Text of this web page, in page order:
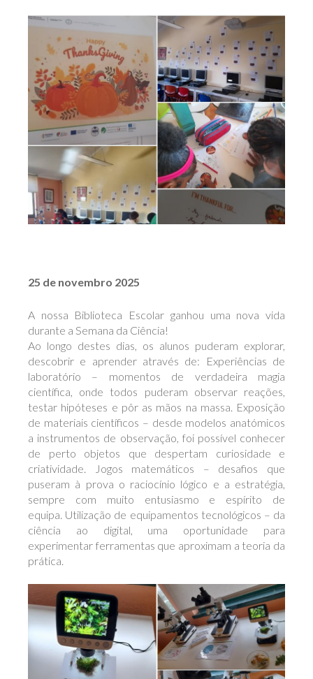
25 de novembro 2025
A nossa Biblioteca Escolar ganhou uma nova vida
durante a Semana da Ciência!
Ao longo destes dias, os alunos puderam explorar,
descobrir e aprender através de: Experiências de
laboratório – momentos de verdadeira magia
científica, onde todos puderam observar reações,
testar hipóteses e pôr as mãos na massa. Exposição
de materiais científicos – desde modelos anatómicos
a instrumentos de observação, foi possível conhecer
de perto objetos que despertam curiosidade e
criatividade. Jogos matemáticos – desafios que
puseram à prova o raciocínio lógico e a estratégia,
sempre com muito entusiasmo e espírito de
equipa. Utilização de equipamentos tecnológicos – da
ciência ao digital, uma oportunidade para
experimentar ferramentas que aproximam a teoria da
prática.